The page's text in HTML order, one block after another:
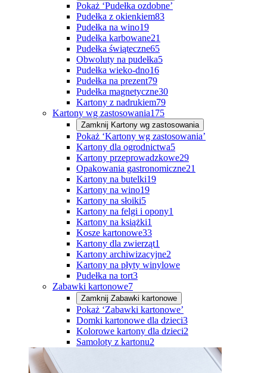
Pokaż ‘Pudełka ozdobne’
Pudełka z okienkiem83
Pudełka na wino19
Pudełka karbowane21
Pudełka świąteczne65
Obwoluty na pudełka5
Pudełka wieko-dno16
Pudełka na prezent79
Pudełka magnetyczne30
Kartony z nadrukiem79
Kartony wg zastosowania175
Zamknij Kartony wg zastosowania
Pokaż ‘Kartony wg zastosowania’
Kartony dla ogrodnictwa5
Kartony przeprowadzkowe29
Opakowania gastronomiczne21
Kartony na butelki19
Kartony na wino19
Kartony na słoiki5
Kartony na felgi i opony1
Kartony na książki1
Kosze kartonowe33
Kartony dla zwierząt1
Kartony archiwizacyjne2
Kartony na płyty winylowe
Pudełka na tort3
Zabawki kartonowe7
Zamknij Zabawki kartonowe
Pokaż ‘Zabawki kartonowe’
Domki kartonowe dla dzieci3
Kolorowe kartony dla dzieci2
Samoloty z kartonu2